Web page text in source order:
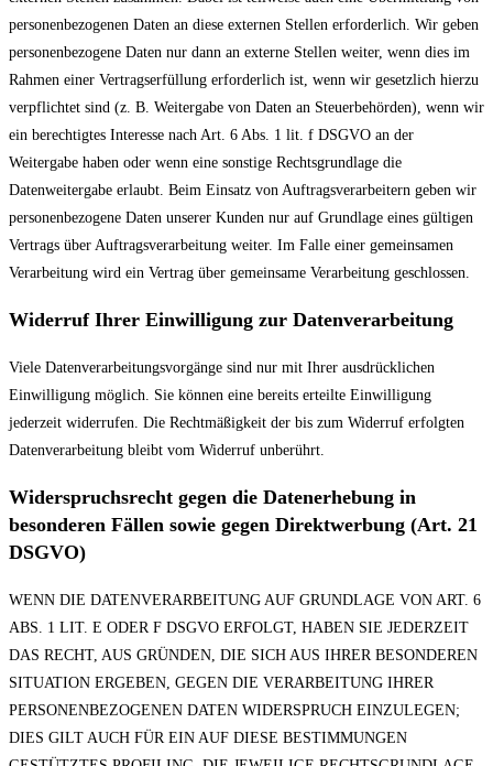
personenbezogenen Daten an diese externen Stellen erforderlich. Wir geben
personenbezogene Daten nur dann an externe Stellen weiter, wenn dies im
Rahmen einer Vertragserfüllung erforderlich ist, wenn wir gesetzlich hierzu
verpflichtet sind (z. B. Weitergabe von Daten an Steuerbehörden), wenn wir
ein berechtigtes Interesse nach Art. 6 Abs. 1 lit. f DSGVO an der
Weitergabe haben oder wenn eine sonstige Rechtsgrundlage die
Datenweitergabe erlaubt. Beim Einsatz von Auftragsverarbeitern geben wir
personenbezogene Daten unserer Kunden nur auf Grundlage eines gültigen
Vertrags über Auftragsverarbeitung weiter. Im Falle einer gemeinsamen
Verarbeitung wird ein Vertrag über gemeinsame Verarbeitung geschlossen.
Widerruf Ihrer Einwilligung zur Datenverarbeitung
Viele Datenverarbeitungsvorgänge sind nur mit Ihrer ausdrücklichen
Einwilligung möglich. Sie können eine bereits erteilte Einwilligung
jederzeit widerrufen. Die Rechtmäßigkeit der bis zum Widerruf erfolgten
Datenverarbeitung bleibt vom Widerruf unberührt.
Widerspruchsrecht gegen die Datenerhebung in
besonderen Fällen sowie gegen Direktwerbung (Art. 21
DSGVO)
WENN DIE DATENVERARBEITUNG AUF GRUNDLAGE VON ART. 6
ABS. 1 LIT. E ODER F DSGVO ERFOLGT, HABEN SIE JEDERZEIT
DAS RECHT, AUS GRÜNDEN, DIE SICH AUS IHRER BESONDEREN
SITUATION ERGEBEN, GEGEN DIE VERARBEITUNG IHRER
PERSONENBEZOGENEN DATEN WIDERSPRUCH EINZULEGEN;
DIES GILT AUCH FÜR EIN AUF DIESE BESTIMMUNGEN